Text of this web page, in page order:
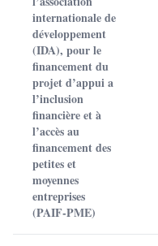
internationale de
développement
(IDA), pour le
financement du
projet d’appui a
l’inclusion
financière et à
l’accès au
financement des
petites et
moyennes
entreprises
(PAIF-PME)